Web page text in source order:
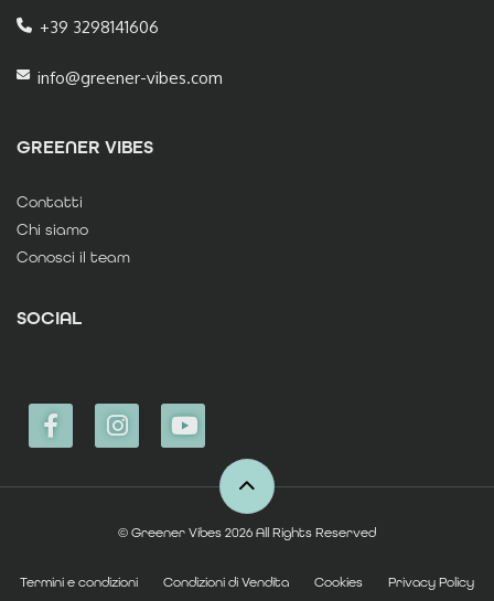
+39 3298141606
info@greener-vibes.com
GREENER VIBES
Contatti
Chi siamo
Conosci il team
SOCIAL
© Greener Vibes 2026 All Rights Reserved
Termini e condizioni Condizioni di Vendita Cookies
Privacy Policy